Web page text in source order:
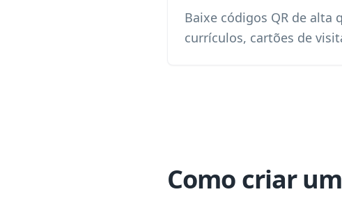
Baixe códigos QR de alta
currículos, cartões de
Como criar